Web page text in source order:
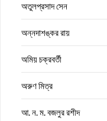
অতুলপ্রসাদ সেন
অন্নদাশঙ্কর রায়
অমিয় চক্রবর্তী
অরুণ মিত্র
আ. ন. ম. বজলুর রশীদ